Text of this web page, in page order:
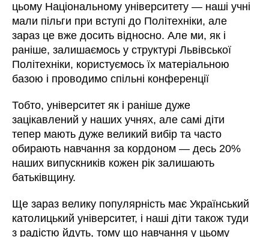
цьому Національному університету— наші учні
мали пільги при вступі до Політехніки, але
зараз це вже досить відносно.Але ми, як і
раніше, залишаємось у структурі Львівської
Політехніки, користуємось їх матеріальною
базою і проводимо спільні конференції
Тобто, університет як і раніше дуже
зацікавлений у наших учнях, але самі діти
тепер мають дуже великий вибір та часто
обирають навчання за кордоном— десь 20%
наших випускників кожен рік залишають
батьківщину.
Ще зараз велику популярність має Український
католицький університет, і наші діти також туди
з радістю йдуть, тому що навчання у цьому